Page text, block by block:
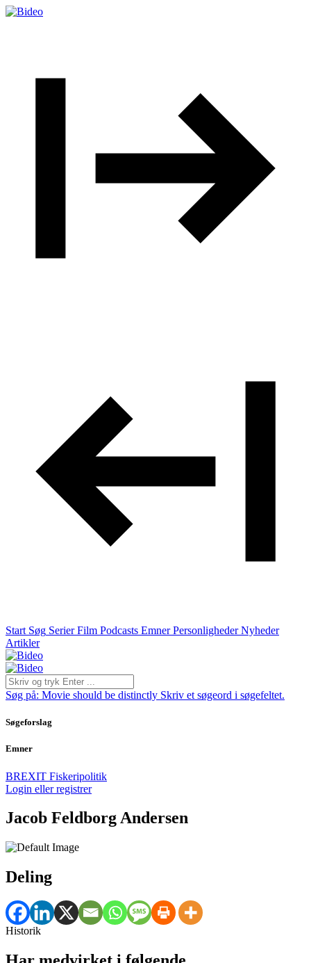
Start Søg Serier Film Podcasts Emner Personligheder Nyheder
Artikler
Søg på: Movie should be distinctly Skriv et søgeord i søgefeltet.
Søgeforslag
Emner
BREXIT Fiskeripolitik
Login eller registrer
Jacob Feldborg Andersen
Deling
Historik